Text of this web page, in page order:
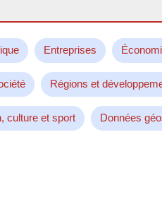
Entreprises
Régions et
culture et sport Données